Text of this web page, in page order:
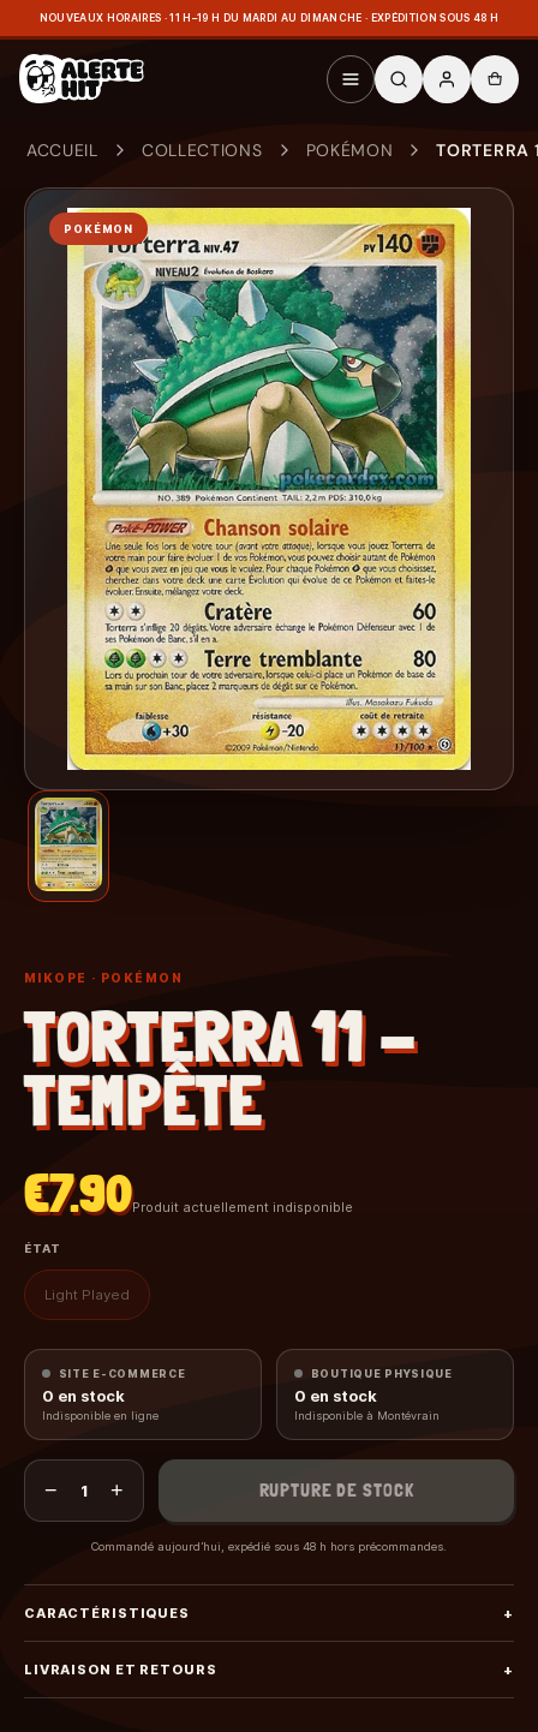
NOUVEAUX HORAIRES · 11 H–19 H DU MARDI AU DIMANCHE · EXPÉDITION SOUS 48 H
ACCUEIL COLLECTIONS POKÉMON TORTERRA
POKÉMON
MIKOPE · POKÉMON
TORTERRA 11 -
TEMPÊTE
€7.90Produit actuellement indisponible
ÉTAT
Light Played
SITE E-COMMERCE
0 en stock
Indisponible en ligne
BOUTIQUE PHYSIQUE
0 en stock
Indisponible à Montévrain
− 1 + RUPTURE DE STOCK
Commandé aujourd’hui, expédié sous 48 h hors précommandes.
CARACTÉRISTIQUES +
LIVRAISON ET RETOURS +